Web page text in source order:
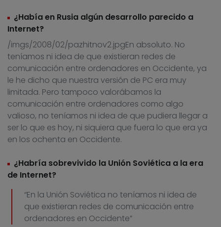
¿Había en Rusia algún desarrollo parecido a
Internet?
/imgs/2008/02/pazhitnov2.jpgEn absoluto. No
teníamos ni idea de que existieran redes de
comunicación entre ordenadores en Occidente, ya
le he dicho que nuestra versión de PC era muy
limitada. Pero tampoco valorábamos la
comunicación entre ordenadores como algo
valioso, no teníamos ni idea de que pudiera llegar a
ser lo que es hoy, ni siquiera que fuera lo que era ya
en los ochenta en Occidente.
¿Habría sobrevivido la Unión Soviética a la era
de Internet?
“En la Unión Soviética no teníamos ni idea de
que existieran redes de comunicación entre
ordenadores en Occidente”